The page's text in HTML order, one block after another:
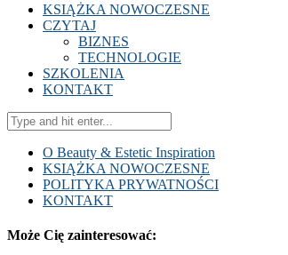
KSIĄŻKA NOWOCZESNE
CZYTAJ
BIZNES
TECHNOLOGIE
SZKOLENIA
KONTAKT
O Beauty & Estetic Inspiration
KSIĄŻKA NOWOCZESNE
POLITYKA PRYWATNOŚCI
KONTAKT
Może Cię zainteresować: